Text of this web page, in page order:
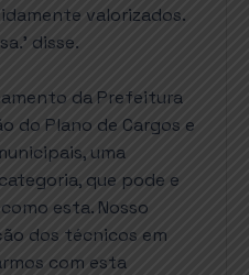
valorizados.
disse.
da Prefeitura
do Plano de Cargos e
uma
que pode e
esta. Nosso
dos técnicos em
com esta